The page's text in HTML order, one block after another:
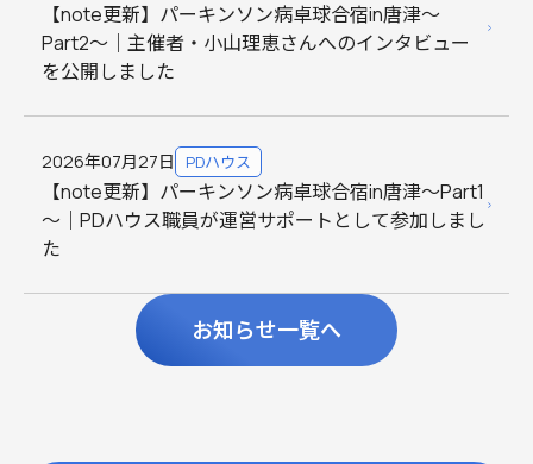
【note更新】パーキンソン病卓球合宿in唐津～
Part2～｜主催者・小山理恵さんへのインタビュー
を公開しました
2026年07月27日 PDハウス
【note更新】パーキンソン病卓球合宿in唐津～Part1
～｜PDハウス職員が運営サポートとして参加しまし
た
お知らせ一覧へ